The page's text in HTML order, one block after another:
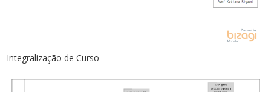
Integralização de Curso